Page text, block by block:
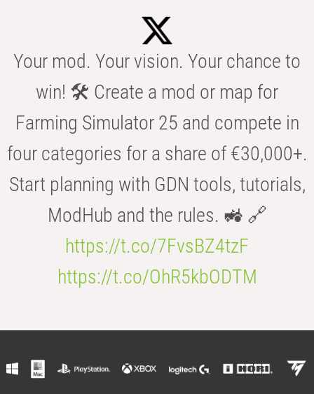
Your mod. Your vision. Your chance to
win! 🛠️ Create a mod or map for
Farming Simulator 25 and compete in
four categories for a share of €30,000+.
Start planning with GDN tools, tutorials,
ModHub and the rules. 🚜 🔗
https://t.co/7FvsBZ4tzF
https://t.co/OhR5kbODTM